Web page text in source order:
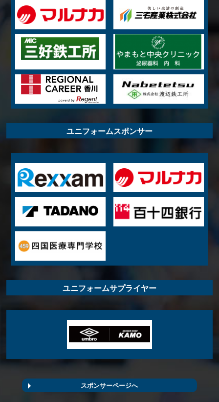
ユニフォームスポンサー
ユニフォームサプライヤー
スポンサーページへ